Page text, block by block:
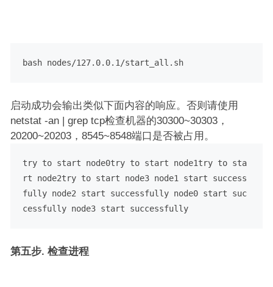
bash nodes/127.0.0.1/start_all.sh
启动成功会输出类似下面内容的响应。否则请使用
netstat -an | grep tcp检查机器的30300~30303，
20200~20203，8545~8548端口是否被占用。
try to start node0try to start node1try to sta
rt node2try to start node3 node1 start success
fully node2 start successfully node0 start suc
cessfully node3 start successfully
第五步. 检查进程